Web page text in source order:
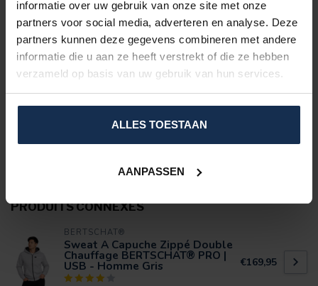
informatie over uw gebruik van onze site met onze
partners voor social media, adverteren en analyse. Deze
partners kunnen deze gegevens combineren met andere
informatie die u aan ze heeft verstrekt of die ze hebben
verzameld op basis van uw gebruik van hun services.
ALLES TOESTAAN
AANPASSEN
Comprend : batterie externe 6600 mAh et câble de charge
Modèle unisexe
Tableau des tailles:
Les pulls ont une coupe normale, vous pouvez donc commander
la taille que vous avez toujours. Pas certain? Alors contactez-
nous.
PRODUITS CONNEXES
BERTSCHAT®
Sweat A Capuche Zippé Double
Chauffage BERTSCHAT® PRO |
USB - Homme Gris €169,95